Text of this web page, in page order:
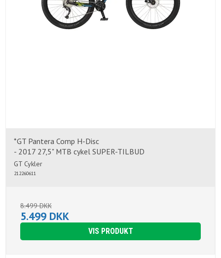
*GT Pantera Comp H-Disc
- 2017 27,5" MTB cykel SUPER-TILBUD
GT Cykler
212260611
8.499 DKK
5.499 DKK
VIS PRODUKT